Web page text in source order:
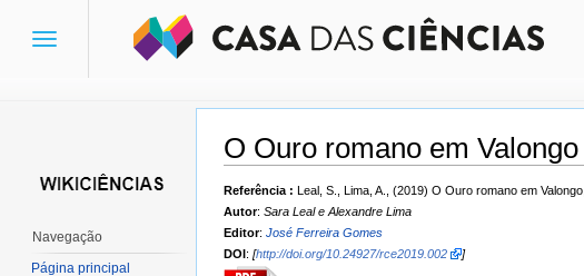
O Ouro romano em Valongo
Ir para:navegação,pesquisa
Referência : Leal, S., Lima, A., (2019) O Ouro romano em Valongo,
Autor: Sara Leal e Alexandre Lima
Editor: José Ferreira Gomes
DOI: [http://doi.org/10.24927/rce2019.002 ]
Toggle
Navegação
Página principal